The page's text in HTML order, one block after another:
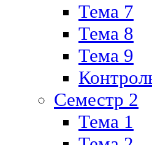
Тема 7
Тема 8
Тема 9
Семестр 2
Тема 1